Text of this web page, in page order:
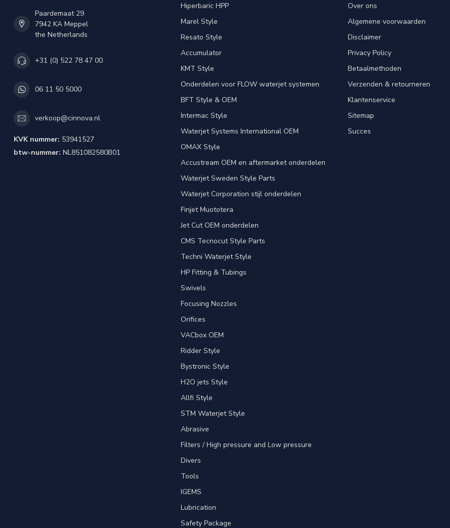
Paardemaat 29
7942 KA Meppel
the Netherlands
+31 (0) 522 78 47 00
06 11 50 5000
verkoop@cinnova.nl
KVK nummer: 53941527
btw-nummer: NL851082580B01
Hiperbaric HPP
Marel Style
Resato Style
Accumulator
KMT Style
Onderdelen voor FLOW waterjet systemen
BFT Style & OEM
Intermac Style
Waterjet Systems International OEM
OMAX Style
Accustream OEM en aftermarket onderdelen
Waterjet Sweden Style Parts
Waterjet Corporation stijl onderdelen
Finjet Muototera
Jet Cut OEM onderdelen
CMS Tecnocut Style Parts
Techni Waterjet Style
HP Fitting & Tubings
Swivels
Focusing Nozzles
Orifices
VACbox OEM
Ridder Style
Bystronic Style
H2O jets Style
Allfi Style
STM Waterjet Style
Abrasive
Filters / High pressure and Low pressure
Divers
Tools
IGEMS
Lubrication
Safety Package
Over ons
Algemene voorwaarden
Disclaimer
Privacy Policy
Betaalmethoden
Verzenden & retourneren
Klantenservice
Sitemap
Succes